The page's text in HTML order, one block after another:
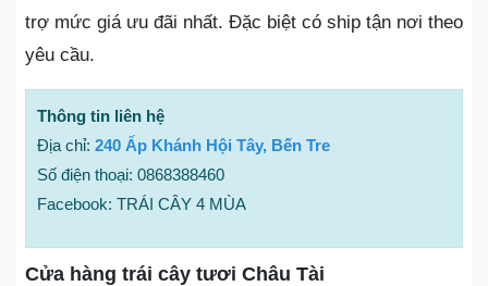
trợ mức giá ưu đãi nhất. Đặc biệt có ship tận nơi theo
yêu cầu.
Thông tin liên hệ
Địa chỉ: 240 Ấp Khánh Hội Tây, Bến Tre
Số điện thoại: 0868388460
Facebook: TRÁI CÂY 4 MÙA
Cửa hàng trái cây tươi Châu Tài